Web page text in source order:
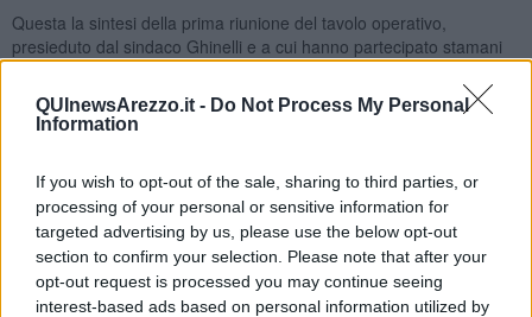
QUInewsArezzo.it - Do Not Process My Personal
Information
If you wish to opt-out of the sale, sharing to third parties, or
processing of your personal or sensitive information for
targeted advertising by us, please use the below opt-out
section to confirm your selection. Please note that after your
opt-out request is processed you may continue seeing
interest-based ads based on personal information utilized by
Questa la sintesi della prima riunione del tavolo operativo,
presieduto dal sindaco Ghinelli e a cui hanno partecipato stamani
insieme ai rappresentanti della maggioranza e dell'opposizione in
consiglio comunale, oltre a Caritas, Croce Rossa Italiana, Croce
Bianca, Misericordia, Arezzo Casa e Polizia Municipale.
Questa task force resterà attiva fino a quando l'emergenza legata
al coronavirus non sarà cessata– spiegano Tanti e Nisini.
realtà, come temevamo, ci sta mettendo davanti a profondi
cambiamenti e nuove criticità che vanno affrontate con tempismo,